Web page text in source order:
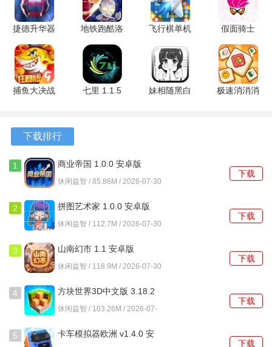
4、关卡难度曲线平缓，前期挑战熟悉机制，后续才会逐步引
家庭旅馆怎么玩？
1、游戏初期跟随教程完成首个客房的翻新，这个过程会引导
2、消除关卡中，注意观察每关的特定目标，例如收集一定数
量的某种颜色物品或清除所有冰块。在步数有限的情况下，
任务。
地板-墙壁-主要家具-装饰品的顺序分阶段完成，既能快速提
升房间星级吸引客人，也能更合理地分配前期有限的星星资
源。
4、与旅馆内的住客频繁对话，完成他们头顶出现的气泡任
务。这些任务通常比较简单，如交付几个特定物品，奖励包
捷德升华器
1.1 安卓版
地铁跑酷洛
阳版本
7.04.0 安卓
版
飞行棋单机
卓版
假面骑士
exaid腰带
模拟器 v7
安卓版
捕鱼大决战
安卓版
七里 1.1.5
妹相随黑白
极速消消消
下载排行
1 商业帝国 1.0.0 安卓版
休闲益智 / 85.86M / 2026-07-30
下载
2 拼图艺术家 1.0.0 安卓版
休闲益智 / 112.7M / 2026-07-30
下载
3 山南幻市 1.1 安卓版
休闲益智 / 118.9M / 2026-07-30
下载
4
方块世界3D中文版 3.18.2
安卓版
休闲益智 / 103.26M / 2026-07-
下载
5
卡车模拟器欧洲 v1.4.0 安
下载